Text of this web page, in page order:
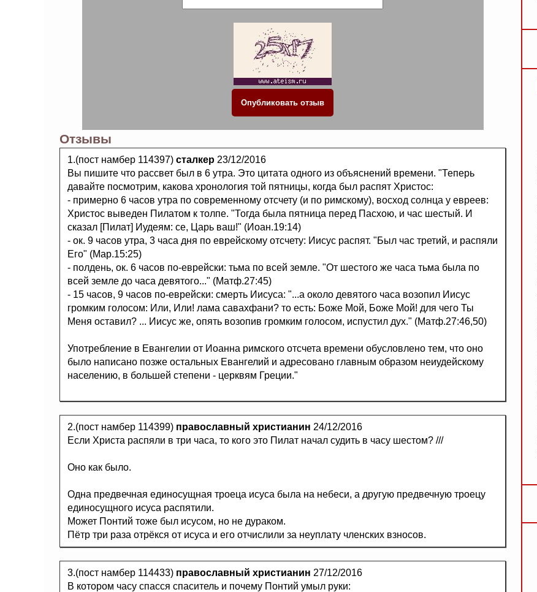
Отзывы
1.(пост намбер 114397) сталкер 23/12/2016
Вы пишите что рассвет был в 6 утра. Это цитата одного из объяснений времени. "Теперь
давайте посмотрим, какова хронология той пятницы, когда был распят Христос:
- примерно 6 часов утра по современному отсчету (и по римскому), восход солнца у евреев:
Христос выведен Пилатом к толпе. "Тогда была пятница перед Пасхою, и час шестый. И
сказал [Пилат] Иудеям: се, Царь ваш!" (Иоан.19:14)
- ок. 9 часов утра, 3 часа дня по еврейскому отсчету: Иисус распят. "Был час третий, и распяли
Его" (Мар.15:25)
- полдень, ок. 6 часов по-еврейски: тьма по всей земле. "От шестого же часа тьма была по
всей земле до часа девятого..." (Матф.27:45)
- 15 часов, 9 часов по-еврейски: смерть Иисуса: "...а около девятого часа возопил Иисус
громким голосом: Или, Или! лама савахфани? то есть: Боже Мой, Боже Мой! для чего Ты
Меня оставил? ... Иисус же, опять возопив громким голосом, испустил дух." (Матф.27:46,50)
Употребление в Евангелии от Иоанна римского отсчета времени обусловлено тем, что оно
было написано позже остальных Евангелий и адресовано главным образом неиудейскому
населению, в большей степени - церквям Греции."
2.(пост намбер 114399) православный христианин 24/12/2016
Если Христа распяли в три часа, то кого это Пилат начал судить в часу шестом? ///
Оно как было.
Одна предвечная единосущная троеца исуса была на небеси, а другую предвечную троецу
единосущного исуса распятили.
Может Понтий тоже был исусом, но не дураком.
Пётр три раза отрёкся от исуса и его отчислили за неуплату членских взносов.
3.(пост намбер 114433) православный христианин 27/12/2016
В котором часу спасся спаситель и почему Понтий умыл руки: